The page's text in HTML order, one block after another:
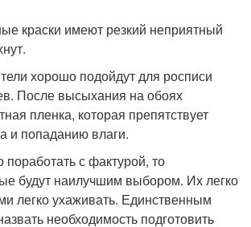
краски имеют резкий неприятный
хорошо подойдут для росписи
После высыхания на обоях
пленка, которая препятствует
и попаданию влаги.
с фактурой, то
будут наилучшим выбором. Их легко
легко ухаживать. Единственным
необходимость подготовить